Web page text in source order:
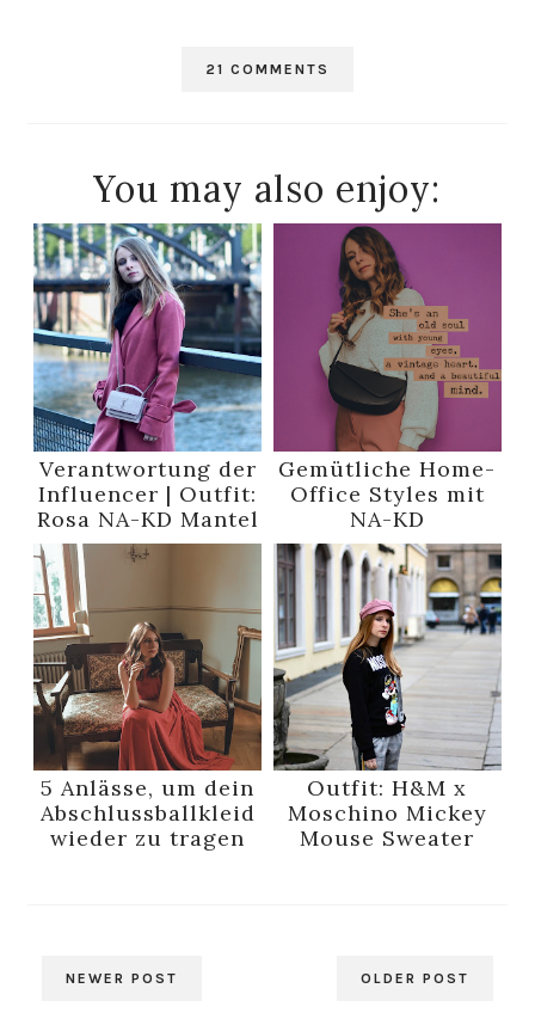
21 COMMENTS
You may also enjoy:
Verantwortung der
Influencer | Outfit:
Rosa NA-KD Mantel
Gemütliche Home-
Office Styles mit
NA-KD
5 Anlässe, um dein
Abschlussballkleid
wieder zu tragen
Outfit: H&M x
Moschino Mickey
Mouse Sweater
NEWER POST OLDER POST